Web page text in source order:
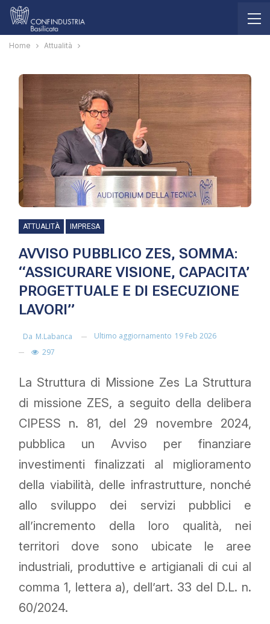
Home Attualità
ATTUALITÀ IMPRESA
AVVISO PUBBLICO ZES, SOMMA:
“ASSICURARE VISIONE, CAPACITA’
PROGETTUALE E DI ESECUZIONE
LAVORI”
Da M.labanca Ultimo aggiornamento 19 Feb 2026
297
La Struttura di Missione Zes La Struttura
di missione ZES, a seguito della delibera
CIPESS n. 81, del 29 novembre 2024,
pubblica un Avviso per finanziare
investimenti finalizzati al miglioramento
della viabilità, delle infrastrutture, nonché
allo sviluppo dei servizi pubblici e
all’incremento della loro qualità, nei
territori dove sono ubicate le aree
industriali, produttive e artigianali di cui al
comma 1, lettera a), dell’art. 33 del D.L. n.
60/2024.